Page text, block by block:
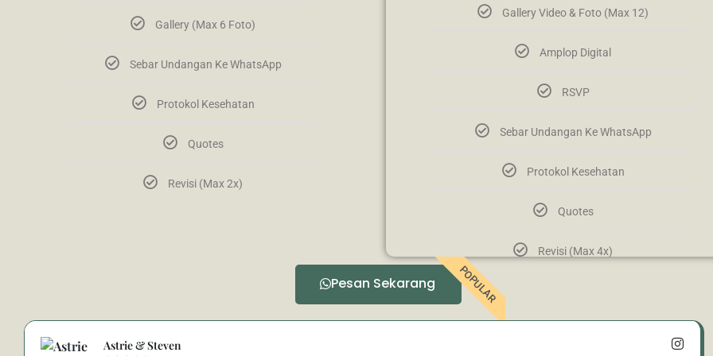
Gallery (Max 6 Foto)
Sebar Undangan Ke WhatsApp
Protokol Kesehatan
Quotes
Revisi (Max 2x)
Gallery Video & Foto (Max 12)
Amplop Digital
RSVP
Sebar Undangan Ke WhatsApp
Protokol Kesehatan
Quotes
Revisi (Max 4x)
POPULAR
Pesan Sekarang
Astrie & Steven